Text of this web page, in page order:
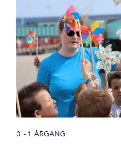
0. - 1. ÅRGANG